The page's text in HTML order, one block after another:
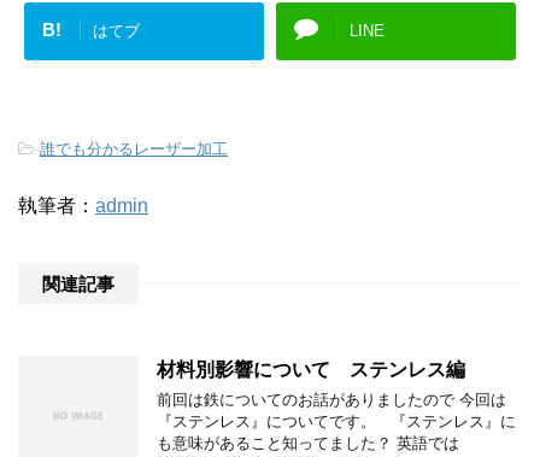
B! はてブ LINE
-誰でも分かるレーザー加工
執筆者： admin
関連記事
材料別影響について ステンレス編
前回は鉄についてのお話がありましたので 今回は
『ステンレス』についてです。 『ステンレス』に
も意味があること知ってました？ 英語では